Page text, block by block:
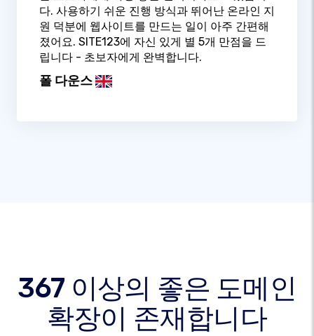
다. 사용하기 쉬운 진행 방식과 뛰어난 온라인 지
원 덕분에 웹사이트를 만드는 일이 아주 간편해
졌어요. SITE123에 자신 있게 별 5개 만점을 드
립니다 - 초보자에게 완벽합니다.
폴 다운스
367 이상의 좋은 도메인
확장이 존재합니다